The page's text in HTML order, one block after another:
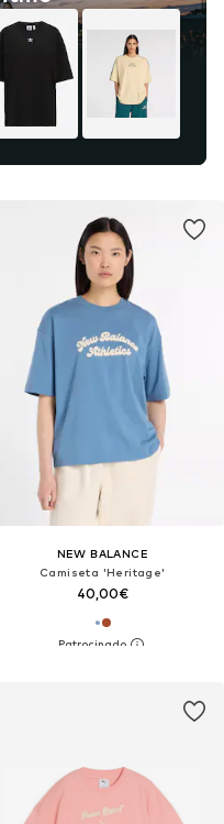
NEW BALANCE
Camiseta 'Heritage'
40,00€